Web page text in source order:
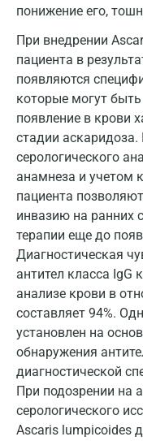
понижение его,
При внедрении
пациента в
появляются
которые могут
появление в крови
стадии
серологического
анамнеза и учетом
пациента
инвазию на ранних
терапии еще до
Диагностическая
антител класса IgG
анализе крови в
составляет 94%.
установлен на
обнаружения
диагностической
При подозрении на
серологического
Ascaris lumpicoides
Коломна
Королев
Кострома
Котельники
Красногорск
Краснодар
Красноярск
Курск
Липецк
Лобня
Люберцы
Майкоп
Мурино